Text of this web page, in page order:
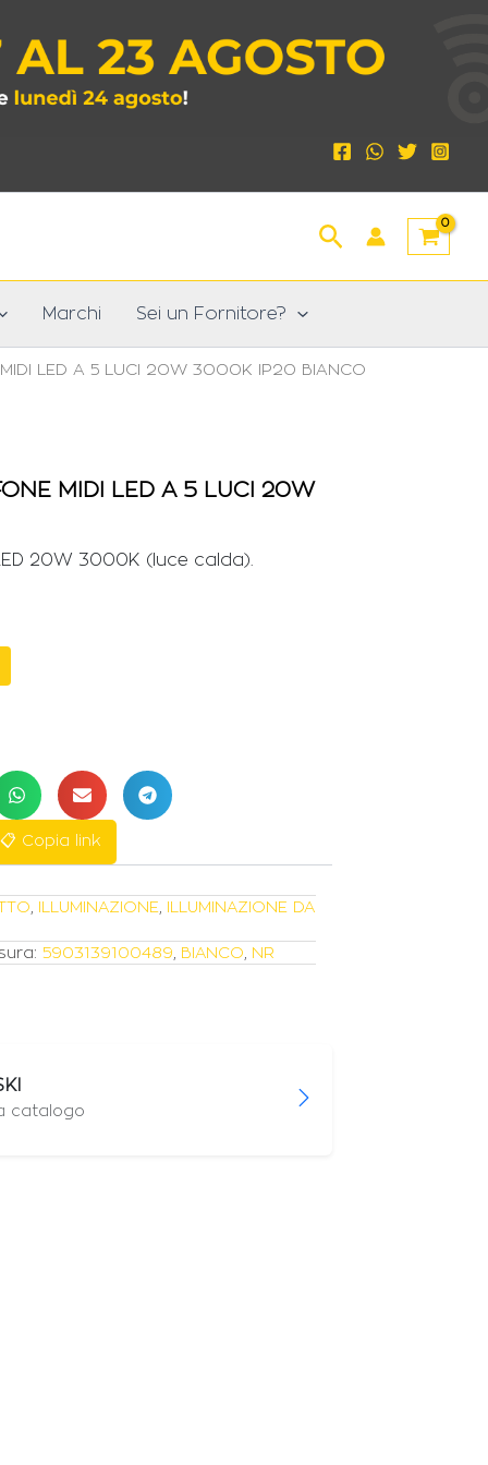
Cerca
Marchi Sei un Fornitore?
LED A 5 LUCI 20W 3000K IP20 BIANCO
MIDI LED A 5 LUCI 20W
20W 3000K (luce calda).
📋 Copia link
ILLUMINAZIONE
ILLUMINAZIONE DA
5903139100489 BIANCO
NR
catalogo